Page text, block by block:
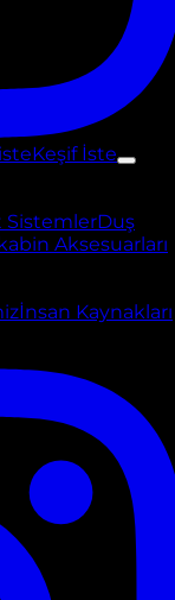
Keşif İste
SistemlerDuş
Aksesuarları
İnsan Kaynakları